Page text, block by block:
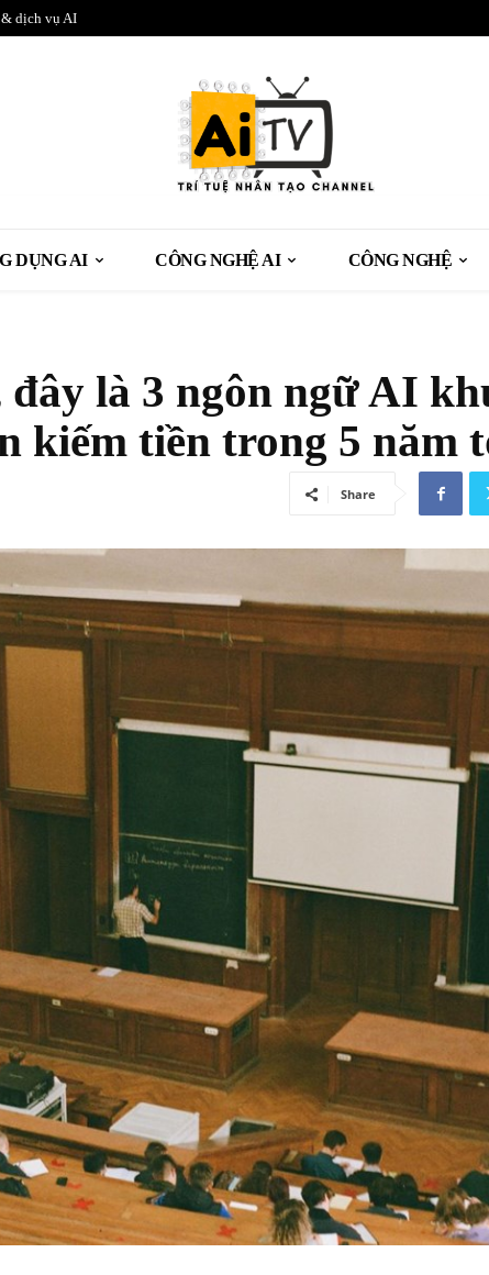
& dịch vụ AI
DỤNG AI CÔNG NGHỆ AI CÔNG NGHỆ
là 3 ngôn ngữ AI
kiếm tiền trong 5 năm
Share